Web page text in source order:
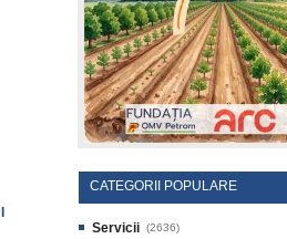
CATEGORII POPULARE
Servicii (2636)